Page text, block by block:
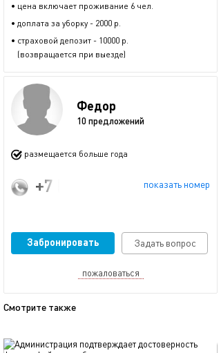
• цена включает проживание 6 чел.
• доплата за уборку - 2000 р.
• страховой депозит - 10000 р.
(возвращается при выезде)
Федор
10 предложений
размещается больше года
показать номер
+7 (982) 474-10-40
Забронировать Задать вопрос
пожаловаться
Смотрите также
обновлено 18.11.2025